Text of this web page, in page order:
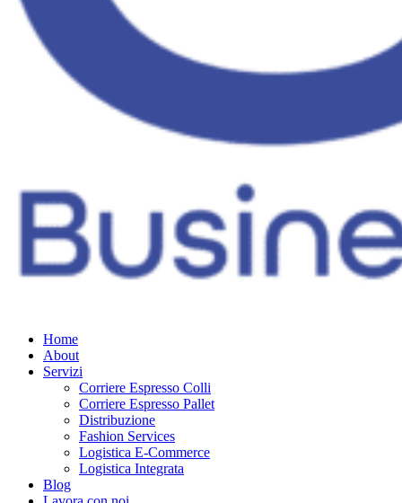
Home
About
Servizi
Corriere Espresso Colli
Corriere Espresso Pallet
Distribuzione
Fashion Services
Logistica E-Commerce
Logistica Integrata
Blog